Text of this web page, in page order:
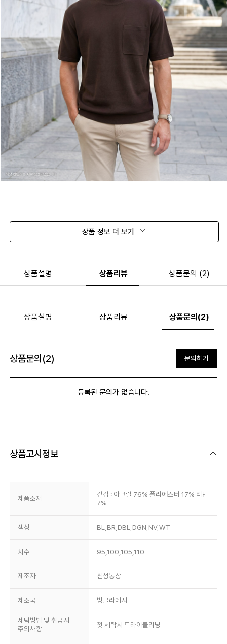
상품 정보 더 보기
상품설명 상품리뷰 상품문의 (2)
상품설명 상품리뷰 상품문의(2)
상품문의(2) 문의하기
등록된 문의가 없습니다.
상품고시정보
제품소재
겉감 : 아크릴 76% 폴리에스터 17% 리넨
7%
색상 BL,BR,DBL,DGN,NV,WT
치수 95,100,105,110
제조자 신성통상
제조국 방글라데시
세탁방법 및 취급시
주의사항
첫 세탁시 드라이클리닝